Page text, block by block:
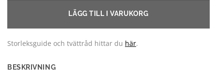
LÄGG TILL I VARUKORG
Storleksguide och tvättråd hittar du här.
BESKRIVNING